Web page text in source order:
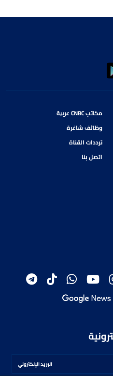
مكاتب CNBC عربية
وظائف شاغرة
ترددات القناة
اتصل بنا